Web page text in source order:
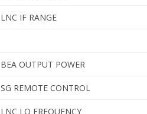
LNC IF RANGE
BEA OUTPUT POWER
SG REMOTE CONTROL
LNC LO FREQUENCY